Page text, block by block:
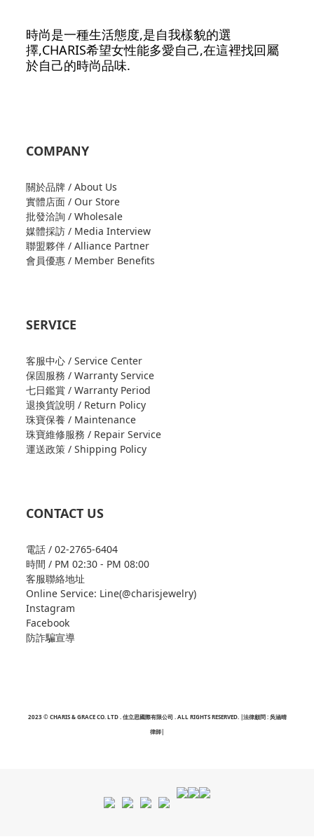
時尚是一種生活態度,是自我樣貌的選
擇,CHARIS希望女性能多愛自己,在這裡找回屬
於自己的時尚品味.
COMPANY
關於品牌 / About Us
實體店面 / Our Store
批發洽詢 / Wholesale
媒體採訪 / Media Interview
聯盟夥伴 / Alliance Partner
會員優惠 / Member Benefits
SERVICE
客服中心 / Service Center
保固服務 / Warranty Service
七日鑑賞 / Warranty Period
退換貨說明 / Return Policy
珠寶保養 / Maintenance
珠寶維修服務 / Repair Service
運送政策 / Shipping Policy
CONTACT US
電話 / 02-2765-6404
時間 / PM 02:30 - PM 08:00
客服聯絡地址
Online Service: Line(@charisjewelry)
Instagram
Facebook
防詐騙宣導
2023 © CHARIS & GRACE CO. LTD . 佳立思國際有限公司 . ALL RIGHTS RESERVED. |法律顧問 : 吳涵晴
律師|